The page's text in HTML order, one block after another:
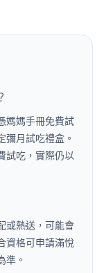
媽媽手冊免費試
月試吃禮盒。
試吃，實際仍以
或熱送，可能會
格可申請滿悅
。
市取貨、宅配或
或官方表單確